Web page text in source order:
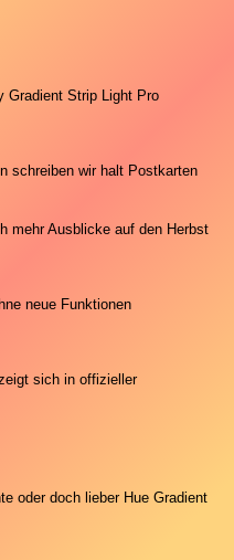
Gradient Strip Light Pro
schreiben wir halt Postkarten
mehr Ausblicke auf den Herbst
neue Funktionen
sich in offizieller
oder doch lieber Hue Gradient